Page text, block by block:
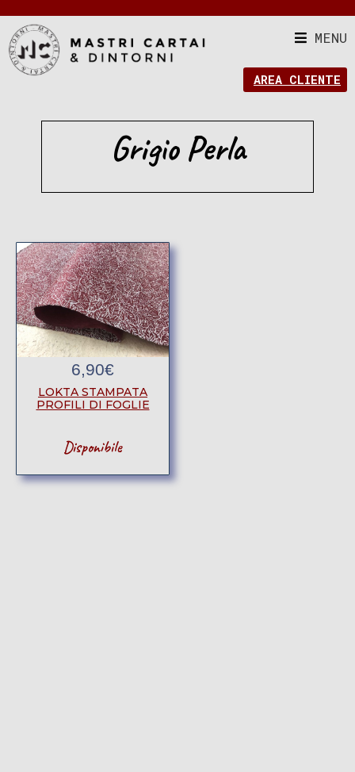
MENU
AREA CLIENTE
Grigio Perla
6,90€
LOKTA STAMPATA
PROFILI DI FOGLIE
Disponibile